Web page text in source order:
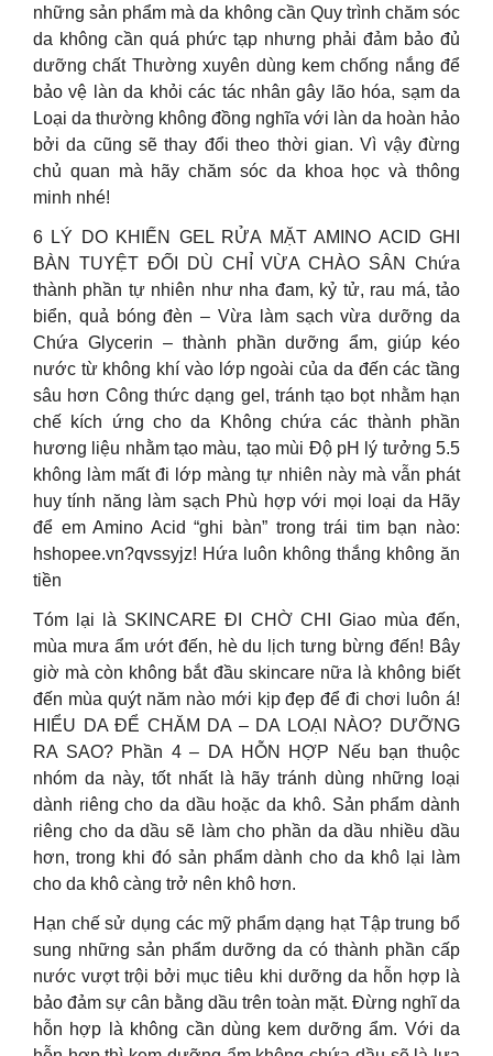
những sản phẩm mà da không cần Quy trình chăm sóc
da không cần quá phức tạp nhưng phải đảm bảo đủ
dưỡng chất Thường xuyên dùng kem chống nắng để
bảo vệ làn da khỏi các tác nhân gây lão hóa, sạm da
Loại da thường không đồng nghĩa với làn da hoàn hảo
bởi da cũng sẽ thay đổi theo thời gian. Vì vậy đừng
chủ quan mà hãy chăm sóc da khoa học và thông
minh nhé!
6 LÝ DO KHIẾN GEL RỬA MẶT AMINO ACID GHI
BÀN TUYỆT ĐỐI DÙ CHỈ VỪA CHÀO SÂN Chứa
thành phần tự nhiên như nha đam, kỷ tử, rau má, tảo
biển, quả bóng đèn – Vừa làm sạch vừa dưỡng da
Chứa Glycerin – thành phần dưỡng ẩm, giúp kéo
nước từ không khí vào lớp ngoài của da đến các tầng
sâu hơn Công thức dạng gel, tránh tạo bọt nhằm hạn
chế kích ứng cho da Không chứa các thành phần
hương liệu nhằm tạo màu, tạo mùi Độ pH lý tưởng 5.5
không làm mất đi lớp màng tự nhiên này mà vẫn phát
huy tính năng làm sạch Phù hợp với mọi loại da Hãy
để em Amino Acid “ghi bàn” trong trái tim bạn nào:
hshopee.vn?qvssyjz! Hứa luôn không thắng không ăn
tiền
Tóm lại là SKINCARE ĐI CHỜ CHI Giao mùa đến,
mùa mưa ẩm ướt đến, hè du lịch tưng bừng đến! Bây
giờ mà còn không bắt đầu skincare nữa là không biết
đến mùa quýt năm nào mới kịp đẹp để đi chơi luôn á!
HIỂU DA ĐỂ CHĂM DA – DA LOẠI NÀO? DƯỠNG
RA SAO? Phần 4 – DA HỖN HỢP Nếu bạn thuộc
nhóm da này, tốt nhất là hãy tránh dùng những loại
dành riêng cho da dầu hoặc da khô. Sản phẩm dành
riêng cho da dầu sẽ làm cho phần da dầu nhiều dầu
hơn, trong khi đó sản phẩm dành cho da khô lại làm
cho da khô càng trở nên khô hơn.
Hạn chế sử dụng các mỹ phẩm dạng hạt Tập trung bổ
sung những sản phẩm dưỡng da có thành phần cấp
nước vượt trội bởi mục tiêu khi dưỡng da hỗn hợp là
bảo đảm sự cân bằng dầu trên toàn mặt. Đừng nghĩ da
hỗn hợp là không cần dùng kem dưỡng ẩm. Với da